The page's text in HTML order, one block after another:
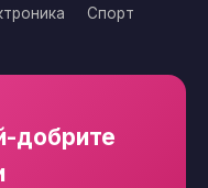
Спорт
добрите